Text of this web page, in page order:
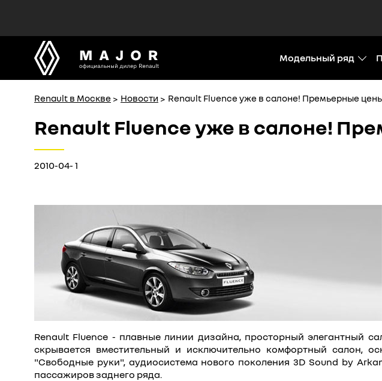
Модельный ряд
Renault в Москве Новости Renault Fluence уже в салоне! Премьерные
Renault Fluence уже в салоне!
2010-04- 1
Renault Fluence - плавные линии дизайна, просторный элегантный
скрывается вместительный и исключительно комфортный салон,
"Свободные руки", аудиосистема нового поколения 3D Sound by
пассажиров заднего ряда.